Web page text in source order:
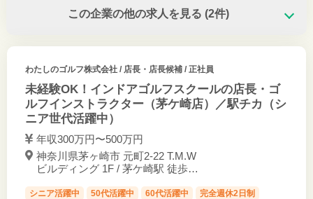
この企業の他の求人を見る (2件)
わたしのゴルフ株式会社/ 店長・店長候補 / 正社員
未経験OK！インドアゴルフスクールの店長・ゴ
ルフインストラクター（茅ケ崎店）／駅チカ（シ
ニア世代活躍中）
年収300万円〜500万円
神奈川県茅ヶ崎市 元町2-22 T.M.W
ビルディング 1F / 茅ケ崎駅 徒歩1
シニア活躍中 50代活躍中 60代活躍中
完全週休2日制